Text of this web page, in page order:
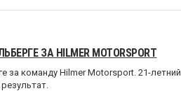
ЗА HILMER MOTORSPORT
за команду Hilmer Motorsport. 21-летний